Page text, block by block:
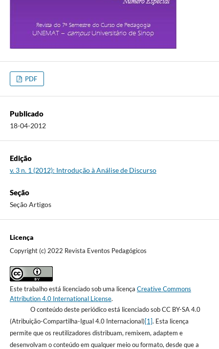
PDF
Publicado
18-04-2012
Edição
v. 3 n. 1 (2012): Introdução à Análise de Discurso
Seção
Seção Artigos
Licença
Copyright (c) 2022 Revista Eventos Pedagógicos
Este trabalho está licenciado sob uma licença Creative Commons
Attribution 4.0 International License.
O conteúdo deste periódico está licenciado sob CC BY-SA 4.0
(Atribuição-Compartilha-Igual 4.0 Internacional)[1]. Esta licença
permite que os reutilizadores distribuam, remixem, adaptem e
desenvolvam o conteúdo em qualquer meio ou formato, desde que a